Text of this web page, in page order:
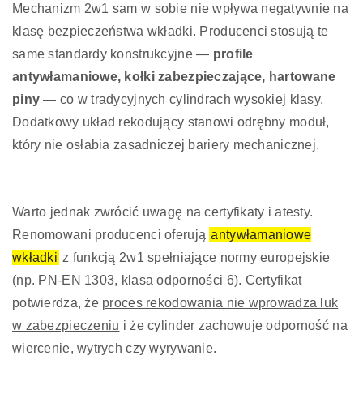
Mechanizm 2w1 sam w sobie nie wpływa negatywnie na
klasę bezpieczeństwa wkładki. Producenci stosują te
same standardy konstrukcyjne — profile
antywłamaniowe, kołki zabezpieczające, hartowane
piny — co w tradycyjnych cylindrach wysokiej klasy.
Dodatkowy układ rekodujący stanowi odrębny moduł,
który nie osłabia zasadniczej bariery mechanicznej.
Warto jednak zwrócić uwagę na certyfikaty i atesty.
Renomowani producenci oferują antywłamaniowe
wkładki z funkcją 2w1 spełniające normy europejskie
(np. PN-EN 1303, klasa odporności 6). Certyfikat
potwierdza, że proces rekodowania nie wprowadza luk
w zabezpieczeniu i że cylinder zachowuje odporność na
wiercenie, wytrych czy wyrywanie.